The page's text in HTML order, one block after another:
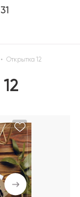
• Открытка 12